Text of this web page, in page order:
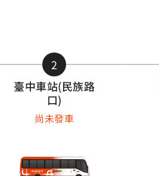
2
臺中車站(民族路
口)
尚未發車